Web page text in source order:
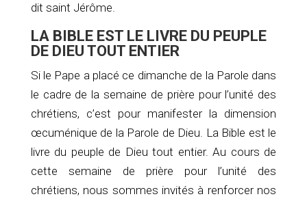
dit saint Jérôme.
LA BIBLE EST LE LIVRE DU PEUPLE
DE DIEU TOUT ENTIER
Si le Pape a placé ce dimanche de la Parole dans
le cadre de la semaine de prière pour l’unité des
chrétiens, c’est pour manifester la dimension
œcuménique de la Parole de Dieu. La Bible est le
livre du peuple de Dieu tout entier. Au cours de
cette semaine de prière pour l’unité des
chrétiens, nous sommes invités à renforcer nos